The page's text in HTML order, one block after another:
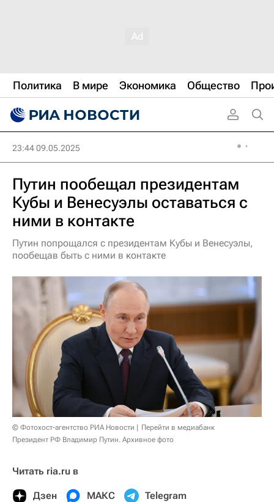
Политика В мире Экономика Общество
23:44 09.05.2025
Путин пообещал президентам
Кубы и Венесуэлы оставаться с
ними в контакте
Путин попрощался с президентам Кубы и Венесуэлы,
пообещав быть с ними в контакте
© Фотохост-агентство РИА Новости
Перейти в медиабанк
Президент РФ Владимир Путин. Архивное фото
Читать ria.ru в
Дзен МАКС Telegram